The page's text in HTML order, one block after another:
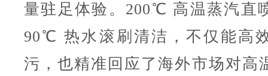
量驻足体验。200℃ 高温蒸汽直
90℃ 热水滚刷清洁，不仅能高
污，也精准回应了海外市场对高